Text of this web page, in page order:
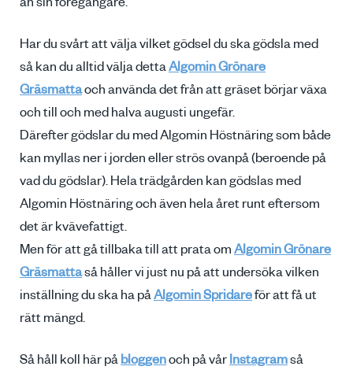
än sin föregångare.
Har du svårt att välja vilket gödsel du ska gödsla med
så kan du alltid välja dettaAlgomin Grönare
Gräsmattaoch använda det från att gräset börjar växa
och till och med halva augusti ungefär.
Därefter gödslar du med Algomin Höstnäring som både
kan myllas ner i jorden eller strös ovanpå (beroende på
vad du gödslar). Hela trädgården kan gödslas med
Algomin Höstnäring och även hela året runt eftersom
det är kvävefattigt.
Men för att gå tillbaka till att prata om Algomin Grönare
Gräsmattaså håller vi just nu på att undersöka vilken
inställning du ska ha påAlgomin Spridareför att få ut
rätt mängd.
Så håll koll här påbloggenoch på vårInstagramså